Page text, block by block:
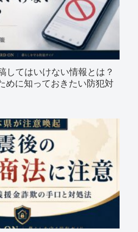
してはいけない情報とは？
めに知っておきたい防犯対